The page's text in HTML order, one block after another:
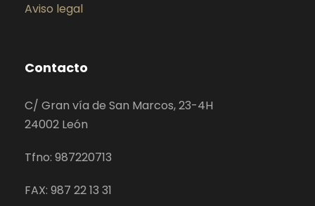
Aviso legal
Contacto
C/ Gran vía de San Marcos, 23-4H
24002 León
Tfno: 987220713
FAX: 987 22 13 31